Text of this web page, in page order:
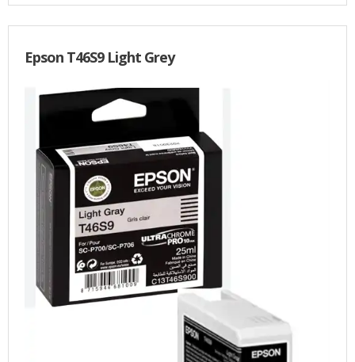
Epson T46S9 Light Grey